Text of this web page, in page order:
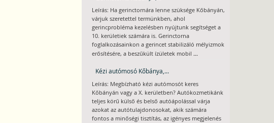
Leírás: Ha gerinctornára lenne szüksége Kőbányán,
várjuk szeretettel termünkben, ahol
gerincprobléma kezelésben nyújtunk segítséget a
10. kerületiek számára is. Gerinctorna
foglalkozásainkon a gerincet stabilizáló mélyizmok
erősítésére, a beszűkült ízületek mobil ...
Kézi autómosó Kőbánya,...
Leírás: Megbízható kézi autómosót keres
Kőbányán vagy a X. kerületben? Autókozmetikánk
teljes körű külső és belső autóápolással várja
azokat az autótulajdonosokat, akik számára
fontos a minőségi tisztítás, az igényes megjelenés